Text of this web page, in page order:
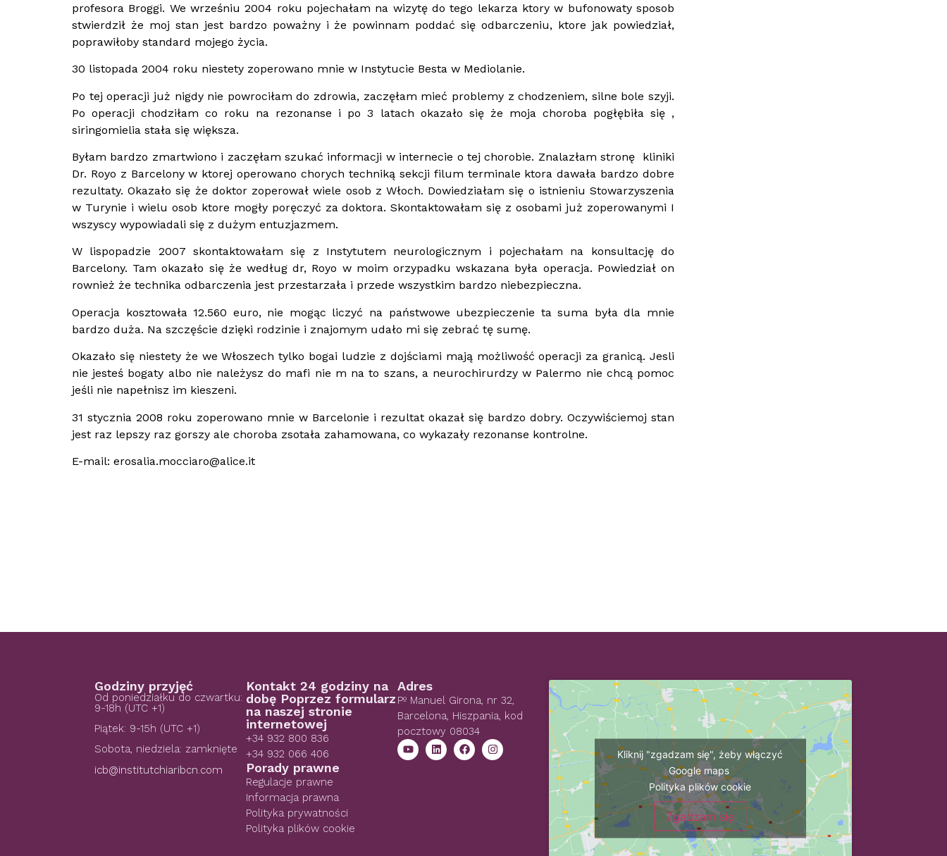
profesora Broggi. We wrześniu 2004 roku pojechałam na wizytę do tego lekarza ktory w bufonowaty sposob
stwierdził że moj stan jest bardzo poważny i że powinnam poddać się odbarczeniu, ktore jak powiedział,
poprawiłoby standard mojego życia.
30 listopada 2004 roku niestety zoperowano mnie w Instytucie Besta w Mediolanie.
Po tej operacji już nigdy nie powrociłam do zdrowia, zaczęłam mieć problemy z chodzeniem, silne bole szyji.
Po operacji chodziłam co roku na rezonanse i po 3 latach okazało się że moja choroba pogłębiła się ,
siringomielia stała się większa.
Byłam bardzo zmartwiono i zaczęłam szukać informacji w internecie o tej chorobie. Znalazłam stronę kliniki
Dr. Royo z Barcelony w ktorej operowano chorych techniką sekcji filum terminale ktora dawała bardzo dobre
rezultaty. Okazało się że doktor zoperował wiele osob z Włoch. Dowiedziałam się o istnieniu Stowarzyszenia
w Turynie i wielu osob ktore mogły poręczyć za doktora. Skontaktowałam się z osobami już zoperowanymi I
wszyscy wypowiadali się z dużym entuzjazmem.
W lispopadzie 2007 skontaktowałam się z Instytutem neurologicznym i pojechałam na konsultację do
Barcelony. Tam okazało się że według dr, Royo w moim orzypadku wskazana była operacja. Powiedział on
rownież że technika odbarczenia jest przestarzała i przede wszystkim bardzo niebezpieczna.
Operacja kosztowała 12.560 euro, nie mogąc liczyć na państwowe ubezpieczenie ta suma była dla mnie
bardzo duża. Na szczęście dzięki rodzinie i znajomym udało mi się zebrać tę sumę.
Okazało się niestety że we Włoszech tylko bogai ludzie z dojściami mają możliwość operacji za granicą. Jesli
nie jesteś bogaty albo nie należysz do mafi nie m na to szans, a neurochirurdzy w Palermo nie chcą pomoc
jeśli nie napełnisz im kieszeni.
31 stycznia 2008 roku zoperowano mnie w Barcelonie i rezultat okazał się bardzo dobry. Oczywiściemoj stan
jest raz lepszy raz gorszy ale choroba zsotała zahamowana, co wykazały rezonanse kontrolne.
E-mail: erosalia.mocciaro@alice.it
Godziny przyjęć
Od poniedziałku do czwartku:
9-18h (UTC +1)
Piątek: 9-15h (UTC +1)
Sobota, niedziela: zamknięte
icb@institutchiaribcn.com
Kontakt 24 godziny na
dobę Poprzez formularz
na naszej stronie
internetowej
+34 932 800 836
+34 932 066 406
Porady prawne
Regulacje prawne
Informacja prawna
Polityka prywatności
Polityka plików cookie
Adres
Pº Manuel Girona, nr 32,
Barcelona, Hiszpania, kod
pocztowy 08034
Kliknij "zgadzam się", żeby włączyć
Google maps
Polityka plików cookie
Zgadzam się